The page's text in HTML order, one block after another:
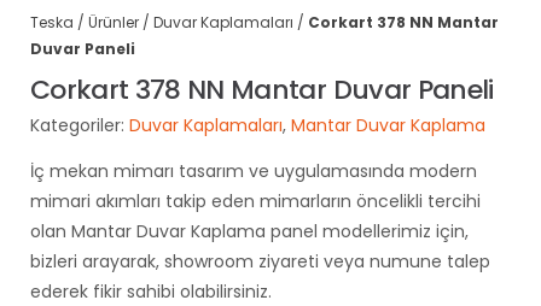
Teska / Ürünler / Duvar Kaplamaları / Corkart 378 NN Mantar
Duvar Paneli
Corkart 378 NN Mantar Duvar Paneli
Kategoriler: Duvar Kaplamaları, Mantar Duvar Kaplama
İç mekan mimarı tasarım ve uygulamasında modern
mimari akımları takip eden mimarların öncelikli tercihi
olan Mantar Duvar Kaplama panel modellerimiz için,
bizleri arayarak, showroom ziyareti veya numune talep
ederek fikir sahibi olabilirsiniz.